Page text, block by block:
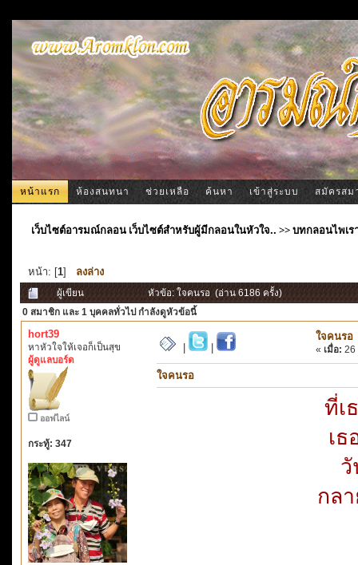
หน้าแรก ห้องสนทนา ช่วยเหลือ ค้นหา เข้าสู่ระบบ สมัครสม
เว็บไซต์อารมณ์กลอน เว็บไซต์สำหรับผู้มีกลอนในหัวใจ.. >>บทกลอนไพเร
หน้า: [1] ลงล่าง
ผู้เขียน
หัวข้อ: ใจคนรอ (อ่าน 6186 ครั้ง)
0 สมาชิก และ 1 บุคคลทั่วไป กำลังดูหัวข้อนี้
hort39
หาหัวใจให้เจอก็เป็นสุข
ผู้ดูแลบอร์ด
ออฟไลน์
กระทู้: 347
ใจคนรอ
« เมื่อ: 26
ใจคนรอ
ที่เ
เ
กล